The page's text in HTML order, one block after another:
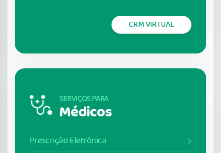
CRM VIRTUAL
SERVIÇOS PARA
Médicos
Prescrição Eletrônica